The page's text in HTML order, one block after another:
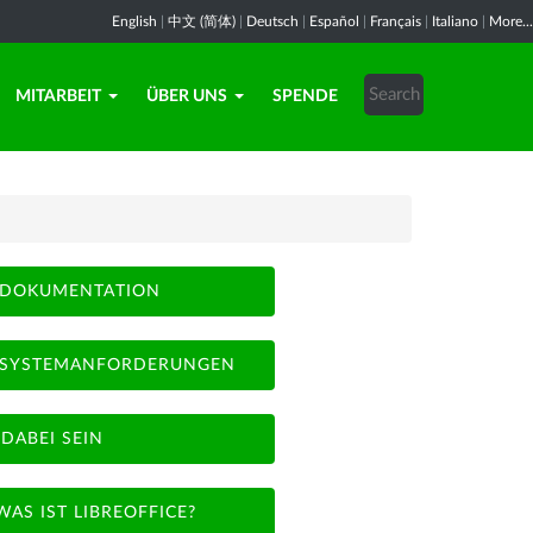
English 中文 (简体) Deutsch Español Français Italiano More...
MITARBEIT ÜBER UNS SPENDE
DOKUMENTATION
SYSTEMANFORDERUNGEN
DABEI SEIN
IST LIBREOFFICE?